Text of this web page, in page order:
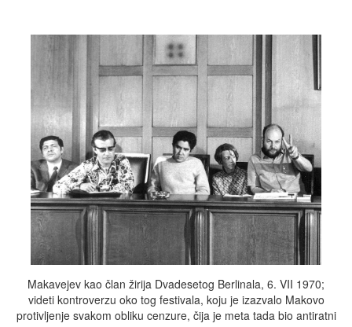
Makavejev kao član žirija Dvadesetog Berlinala, 6. VII 1970;
videti kontroverzu oko tog festivala, koju je izazvalo Makovo
protivljenje svakom obliku cenzure, čija je meta tada bio antiratni